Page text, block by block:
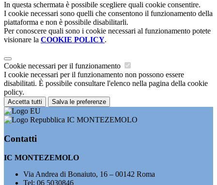
In questa schermata è possibile scegliere quali cookie consentire.
I cookie necessari sono quelli che consentono il funzionamento della
piattaforma e non è possibile disabilitarli.
Per conoscere quali sono i cookie necessari al funzionamento potete
visionare la COOKIE POLICY.
Cookie necessari per il funzionamento
I cookie necessari per il funzionamento non possono essere
disabilitati. È possibile consultare l'elenco nella pagina della cookie
policy.
Accetta tutti Salva le preferenze
IC MONTEZEMOLO
Contatti
IC MONTEZEMOLO
Via Andrea di Bonaiuto, 16 – 00142 Roma
Tel: 06 5030846